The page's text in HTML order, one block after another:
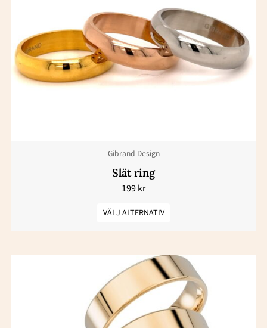
Gibrand Design
Slät ring
199kr
VÄLJ ALTERNATIV
har
flera
varianter.
De
olika
på
produktsidan
Prisintervall:
15900 kr
till
22300 kr
Den
produkten
har